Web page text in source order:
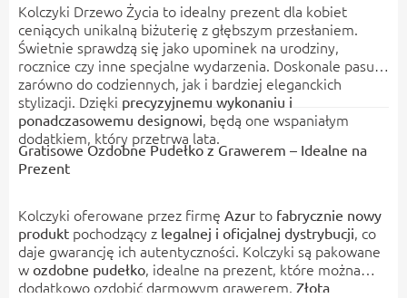
Kolczyki Drzewo Życia to idealny prezent dla kobiet
ceniących unikalną biżuterię z głębszym przesłaniem.
Świetnie sprawdzą się jako upominek na urodziny,
rocznice czy inne specjalne wydarzenia. Doskonale pasują
zarówno do codziennych, jak i bardziej eleganckich
stylizacji. Dzięki precyzyjnemu wykonaniu i
ponadczasowemu designowi, będą one wspaniałym
dodatkiem, który przetrwa lata.
Gratisowe Ozdobne Pudełko z Grawerem – Idealne na
Prezent
Kolczyki oferowane przez firmę Azurto fabrycznie nowy
produktpochodzący z legalnej i oficjalnej dystrybucji, co
daje gwarancję ich autentyczności. Kolczyki są pakowane
w ozdobne pudełko, idealne na prezent, które można
dodatkowo ozdobić darmowym grawerem. Złota